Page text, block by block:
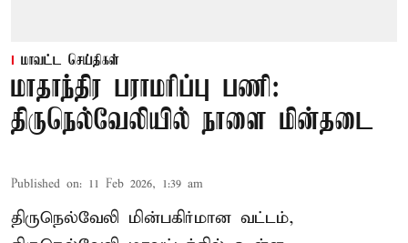
மாவட்ட செய்திகள்
மாதாந்திர பராமரிப்பு பணி:
திருநெல்வேலியில் நாளை மின்தடை
Published on: 11 Feb 2026, 1:39 am
திருநெல்வேலி மின்பகிர்மான வட்டம்,